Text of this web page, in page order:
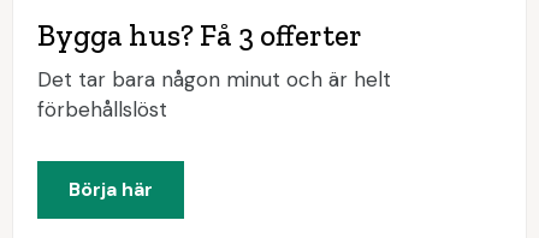
Bygga hus? Få 3 offerter
Det tar bara någon minut och är helt
förbehållslöst
Börja här